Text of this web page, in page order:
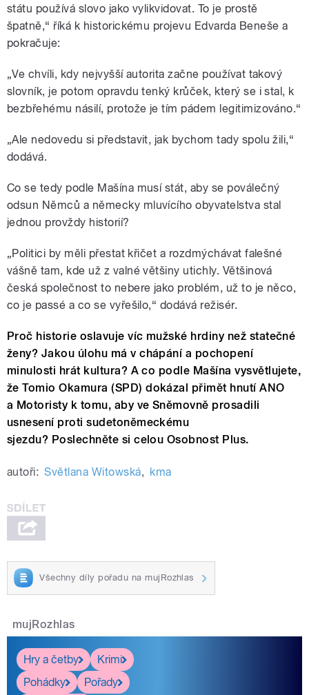
státu používá slovo jako vylikvidovat. To je prostě
špatně,“ říká k historickému projevu Edvarda Beneše a
pokračuje:
„Ve chvíli, kdy nejvyšší autorita začne používat takový
slovník, je potom opravdu tenký krůček, který se i stal, k
bezbřehému násilí, protože je tím pádem legitimizováno.“
„Ale nedovedu si představit, jak bychom tady spolu žili,“
dodává.
Co se tedy podle Mašína musí stát, aby se poválečný
odsun Němců a německy mluvícího obyvatelstva stal
jednou provždy historií?
„Politici by měli přestat křičet a rozdmýchávat falešné
vášně tam, kde už z valné většiny utichly. Většinová
česká společnost to nebere jako problém, už to je něco,
co je passé a co se vyřešilo,“ dodává režisér.
Proč historie oslavuje víc mužské hrdiny než statečné
ženy? Jakou úlohu má v chápání a pochopení
minulosti hrát kultura? A co podle Mašínavysvětlujete,
že Tomio Okamura (SPD) dokázal přimět hnutí ANO
a Motoristy k tomu, aby ve Sněmovně prosadili
usnesení proti sudetoněmeckému
sjezdu? Poslechněte si celou Osobnost Plus.
autoři: Světlana Witowská, kma
Všechny díly pořadu na mujRozhlas
mujRozhlas
Hry a četby
Krimi
Pohádky
Pořady